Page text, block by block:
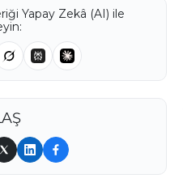
Yapay Zekâ (AI) ile